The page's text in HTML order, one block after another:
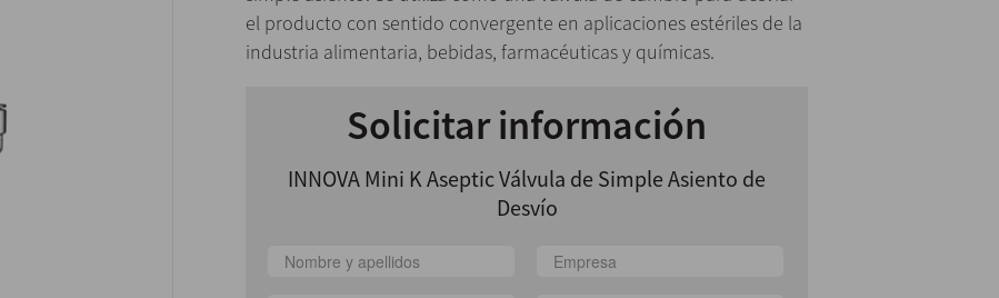
el producto con sentido convergente en aplicaciones estériles de la
industria alimentaria, bebidas, farmacéuticas y químicas.
Solicitar información
INNOVA Mini K Aseptic Válvula de Simple Asiento de
Desvío